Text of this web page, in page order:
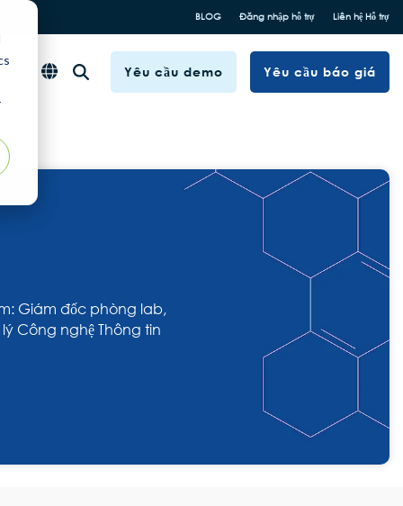
BLOG Đăng nhập hỗ trợ Liên hệ Hỗ trợ
Yêu cầu demo Yêu cầu báo giá
Giám đốc phòng lab,
Công nghệ Thông tin